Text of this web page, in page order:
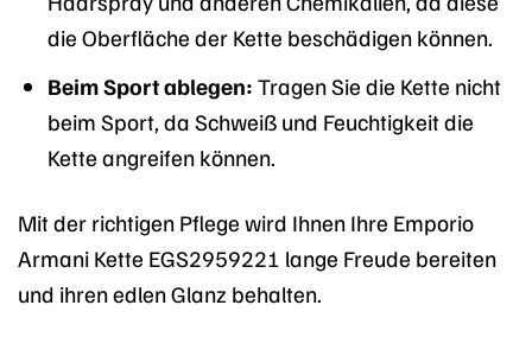
die Oberfläche der Kette beschädigen können.
Beim Sport ablegen: Tragen Sie die Kette nicht
beim Sport, da Schweiß und Feuchtigkeit die
Kette angreifen können.
Mit der richtigen Pflege wird Ihnen Ihre Emporio
Armani Kette EGS2959221 lange Freude bereiten
und ihren edlen Glanz behalten.